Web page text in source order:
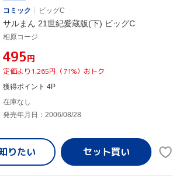
コミック
ビッグC
サルまん 21世紀愛蔵版(下) ビッグC
相原コージ
¥495円
定価より1,265円（71%）おトク
獲得ポイント 4P
在庫なし
発売年月日：2006/08/28
りたい